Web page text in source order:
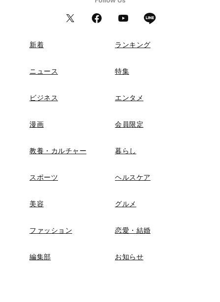
新着 ランキング
ニュース 特集
ビジネス エンタメ
漫画 会員限定
教養・カルチャー 暮らし
スポーツ ヘルスケア
美容 グルメ
ファッション 恋愛・結婚
編集部 お知らせ